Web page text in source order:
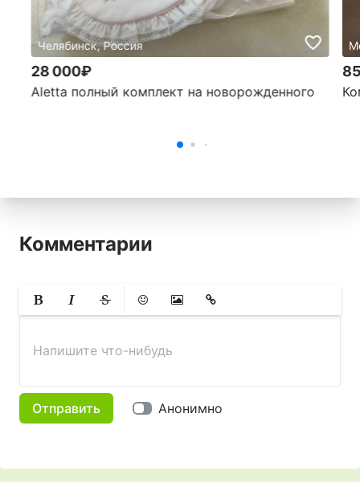
Челябинск, Россия
28 000₽
Aletta полный комплект на новорожденного
Комментарии
ЖирныйКурсивЗачеркнутый
СмайликиВставить изображение
Вставить ссылку
Напишите что-нибудь
Отправить Анонимно